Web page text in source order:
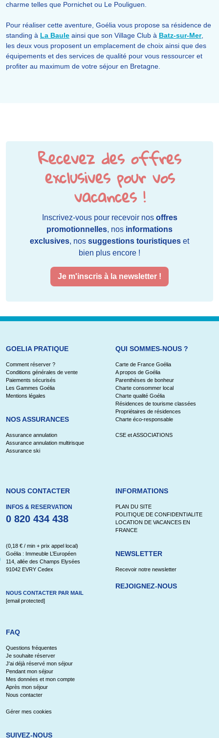
charme telles que Pornichet ou Le Pouliguen.
Pour réaliser cette aventure, Goélia vous propose sa résidence de
standing à La Baule ainsi que son Village Club à Batz-sur-Mer,
les deux vous proposent un emplacement de choix ainsi que des
équipements et des services de qualité pour vous ressourcer et
profiter au maximum de votre séjour en Bretagne.
Recevez des offres
exclusives pour vos
vacances !
Inscrivez-vous pour recevoir nos offres
promotionnelles, nos informations
exclusives, nos suggestions touristiques et
bien plus encore !
Je m'inscris à la newsletter !
GOELIA PRATIQUE
Comment réserver ?
Conditions générales de vente
Paiements sécurisés
Les Gammes Goélia
Mentions légales
NOS ASSURANCES
Assurance annulation
Assurance annulation multirisque
Assurance ski
QUI SOMMES-NOUS ?
Carte de France Goélia
A propos de Goélia
Parenthèses de bonheur
Charte consommer local
Charte qualité Goélia
Résidences de tourisme classées
Propriétaires de résidences
Charte éco-responsable
CSE et ASSOCIATIONS
NOUS CONTACTER
INFOS & RESERVATION
0 820 434 438
(0,18 € / min + prix appel local)
Goélia : Immeuble L’Européen
114, allée des Champs Elysées
91042 EVRY Cedex
NOUS CONTACTER PAR MAIL
[email protected]
INFORMATIONS
PLAN DU SITE
POLITIQUE DE CONFIDENTIALITE
LOCATION DE VACANCES EN
FRANCE
NEWSLETTER
Recevoir notre newsletter
REJOIGNEZ-NOUS
FAQ
Questions fréquentes
Je souhaite réserver
J'ai déjà réservé mon séjour
Pendant mon séjour
Mes données et mon compte
Après mon séjour
Nous contacter
Gérer mes cookies
SUIVEZ-NOUS